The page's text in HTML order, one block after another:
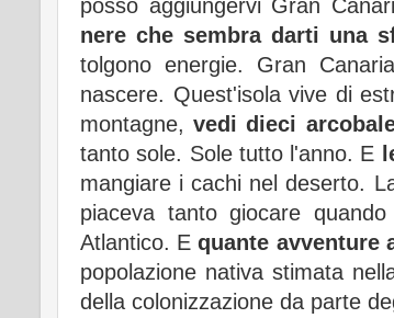
posso aggiungervi Gran
nere che sembra darti una
tolgono energie. Gran
nascere. Quest'isola vive di
montagne,vedi dieci
tanto sole. Sole tutto l'anno. E
mangiare i cachi nel deserto.
piaceva tanto giocare
Atlantico. Equante avventure
popolazione nativa stimata
della colonizzazione da parte